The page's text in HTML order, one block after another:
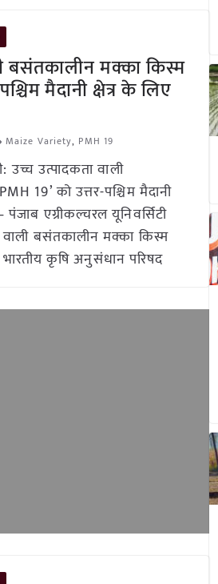
बसंतकालीन मक्का किस्म
मैदानी क्षेत्र के लिए
Maize Variety, PMH 19
उच्च उत्पादकता वाली
19’ को उत्तर-पश्चिम मैदानी
पंजाब एग्रीकल्चरल यूनिवर्सिटी
बसंतकालीन मक्का किस्म
कृषि अनुसंधान परिषद